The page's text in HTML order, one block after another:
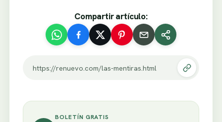
Compartir artículo:
https://renuevo.com/las-mentiras.html
BOLETÍN GRATIS